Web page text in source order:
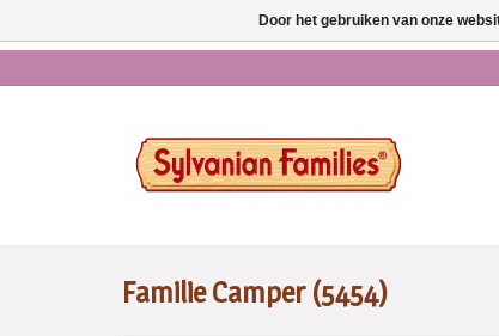
Familie Camper (5454)
Door het gebruiken van onze
* Ma t/m vr voor